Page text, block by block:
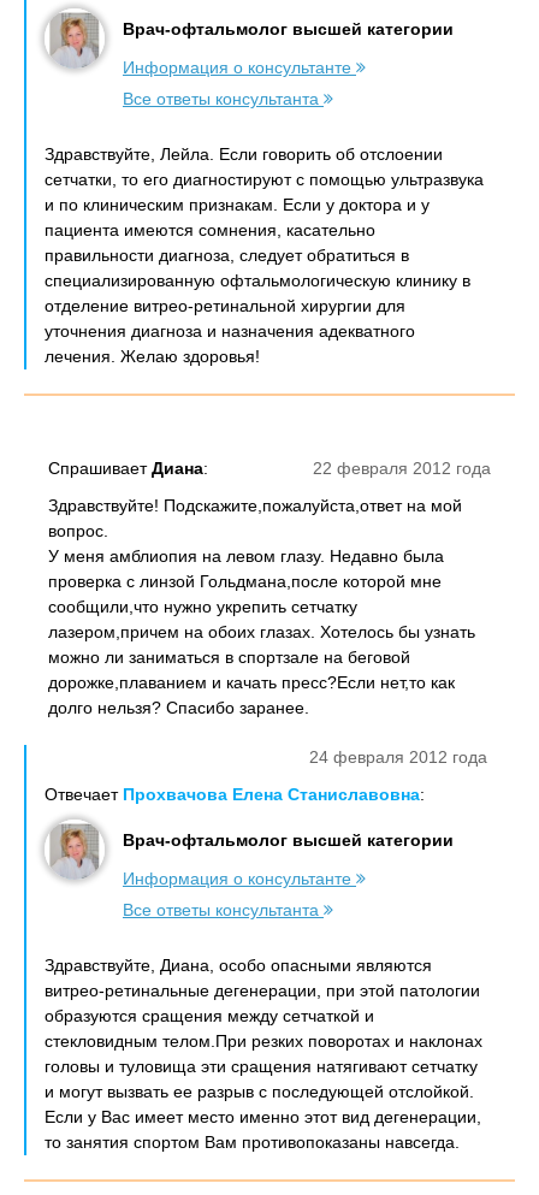
Врач-офтальмолог высшей категории
Информация о консультанте
Все ответы консультанта
Здравствуйте, Лейла. Если говорить об отслоении
сетчатки, то его диагностируют с помощью ультразвука
и по клиническим признакам. Если у доктора и у
пациента имеются сомнения, касательно
правильности диагноза, следует обратиться в
специализированную офтальмологическую клинику в
отделение витрео-ретинальной хирургии для
уточнения диагноза и назначения адекватного
лечения. Желаю здоровья!
22 февраля 2012 года
СпрашиваетДиана:
Здравствуйте! Подскажите,пожалуйста,ответ на мой
вопрос.
У меня амблиопия на левом глазу. Недавно была
проверка с линзой Гольдмана,после которой мне
сообщили,что нужно укрепить сетчатку
лазером,причем на обоих глазах. Хотелось бы узнать
можно ли заниматься в спортзале на беговой
дорожке,плаванием и качать пресс?Если нет,то как
долго нельзя? Спасибо заранее.
24 февраля 2012 года
Отвечает Прохвачова Елена Станиславовна:
Врач-офтальмолог высшей категории
Информация о консультанте
Все ответы консультанта
Здравствуйте, Диана, особо опасными являются
витрео-ретинальные дегенерации, при этой патологии
образуются сращения между сетчаткой и
стекловидным телом.При резких поворотах и наклонах
головы и туловища эти сращения натягивают сетчатку
и могут вызвать ее разрыв с последующей отслойкой.
Если у Вас имеет место именно этот вид дегенерации,
то занятия спортом Вам противопоказаны навсегда.